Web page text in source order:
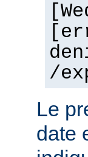
/
Le
date